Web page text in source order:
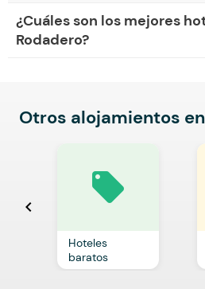
¿Cuáles son los mejores
Rodadero?
Otros alojamientos
chevron_left
local_offer
Hoteles
baratos